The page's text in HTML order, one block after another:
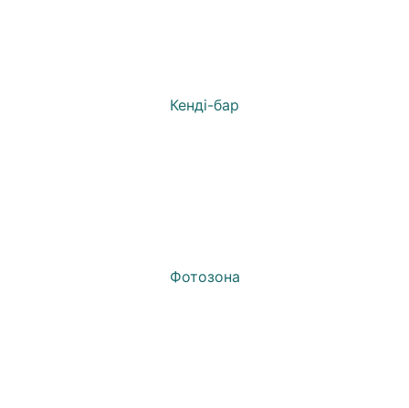
Кенді-бар
Фотозона